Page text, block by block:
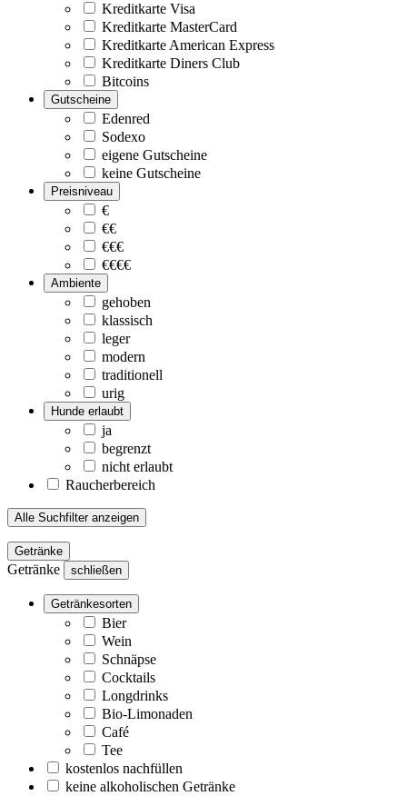
Kreditkarte Visa
Kreditkarte MasterCard
Kreditkarte American Express
Kreditkarte Diners Club
Bitcoins
Gutscheine
Edenred
Sodexo
eigene Gutscheine
keine Gutscheine
Preisniveau
€
€€
€€€
€€€€
Ambiente
gehoben
klassisch
leger
modern
traditionell
urig
Hunde erlaubt
ja
begrenzt
nicht erlaubt
Raucherbereich
Alle Suchfilter anzeigen
Getränke
Getränke schließen
Getränkesorten
Bier
Wein
Schnäpse
Cocktails
Longdrinks
Bio-Limonaden
Café
Tee
kostenlos nachfüllen
keine alkoholischen Getränke